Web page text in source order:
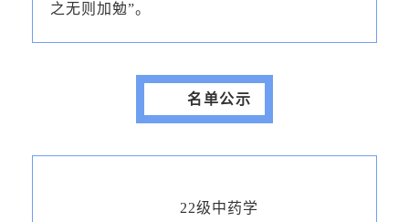
之无则加勉”。
名单公示
22级中药学